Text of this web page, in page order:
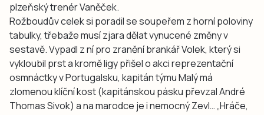
plzeňský trenér Vaněček.
Rožboudův celek si poradil se soupeřem z horní poloviny
tabulky, třebaže musí zjara dělat vynucené změny v
sestavě. Vypadl z ní pro zranění brankář Volek, který si
vykloubil prst a kromě ligy přišel o akci reprezentační
osmnáctky v Portugalsku, kapitán týmu Malý má
zlomenou klíční kost (kapitánskou pásku převzal André
Thomas Sivok) a na marodce je i nemocný Zevl… „Hráče,